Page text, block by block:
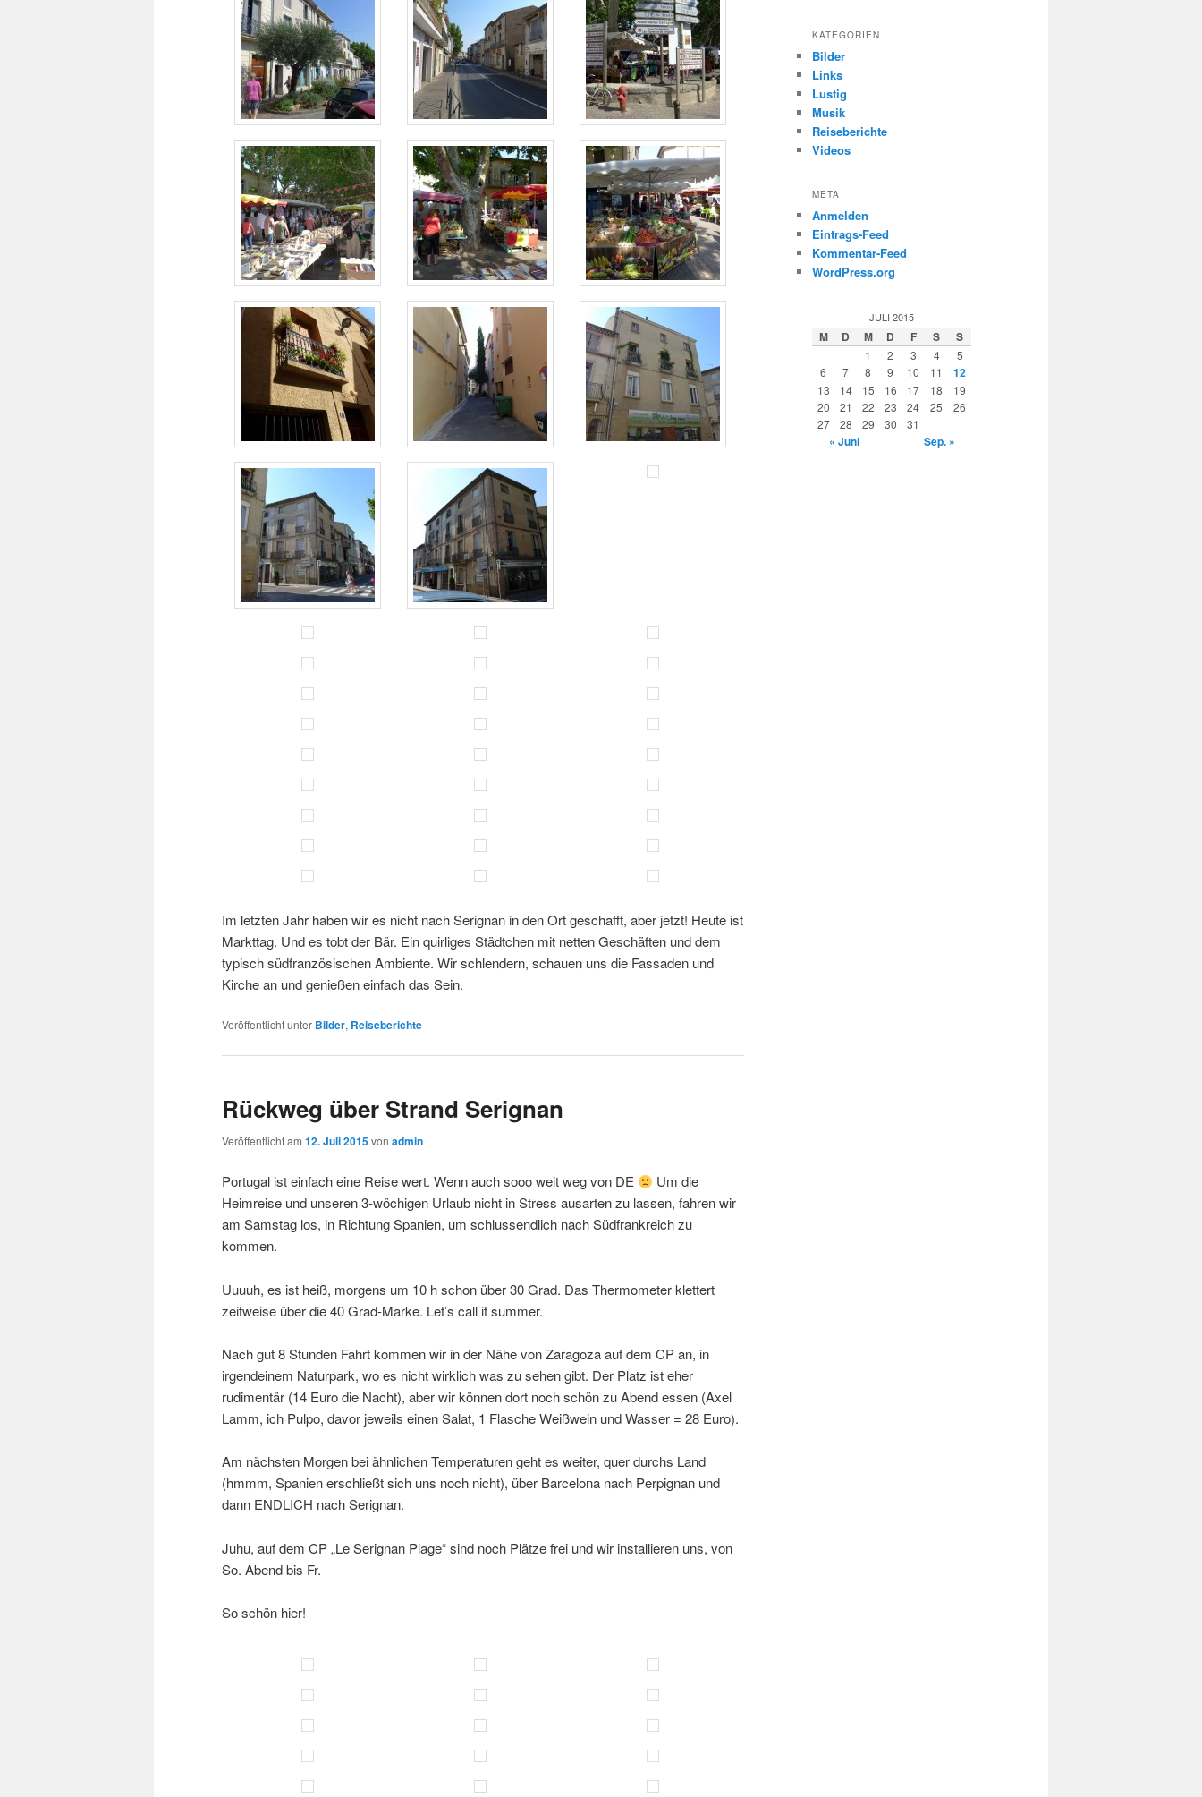
Im letzten Jahr haben wir es nicht nach Serignan in den Ort geschafft, aber jetzt! Heute ist
Markttag. Und es tobt der Bär. Ein quirliges Städtchen mit netten Geschäften und dem
typisch südfranzösischen Ambiente. Wir schlendern, schauen uns die Fassaden und
Kirche an und genießen einfach das Sein.
Veröffentlicht unter Bilder, Reiseberichte
Rückweg über Strand Serignan
Veröffentlicht am 12. Juli 2015von admin
Portugal ist einfach eine Reise wert. Wenn auch sooo weit weg von DE
Um die
Heimreise und unseren 3-wöchigen Urlaub nicht in Stress ausarten zu lassen, fahren wir
am Samstag los, in Richtung Spanien, um schlussendlich nach Südfrankreich zu
kommen.
Uuuuh, es ist heiß, morgens um 10 h schon über 30 Grad. Das Thermometer klettert
zeitweise über die 40 Grad-Marke. Let’s call it summer.
Nach gut 8 Stunden Fahrt kommen wir in der Nähe von Zaragoza auf dem CP an, in
irgendeinem Naturpark, wo es nicht wirklich was zu sehen gibt. Der Platz ist eher
rudimentär (14 Euro die Nacht), aber wir können dort noch schön zu Abend essen (Axel
Lamm, ich Pulpo, davor jeweils einen Salat, 1 Flasche Weißwein und Wasser = 28 Euro).
Am nächsten Morgen bei ähnlichen Temperaturen geht es weiter, quer durchs Land
(hmmm, Spanien erschließt sich uns noch nicht), über Barcelona nach Perpignan und
dann ENDLICH nach Serignan.
Juhu, auf dem CP „Le Serignan Plage“ sind noch Plätze frei und wir installieren uns, von
So. Abend bis Fr.
So schön hier!
KATEGORIEN
Bilder
Links
Lustig
Musik
Reiseberichte
Videos
META
Anmelden
Eintrags-Feed
Kommentar-Feed
WordPress.org
JULI 2015
M D M D F S S
1 2 3 4
5
6
7 8 9 10 11 12
13 14 15 16 17 18
19
20
21 22 23 24 25
26
27
28 29 30 31
« Juni Sep. »